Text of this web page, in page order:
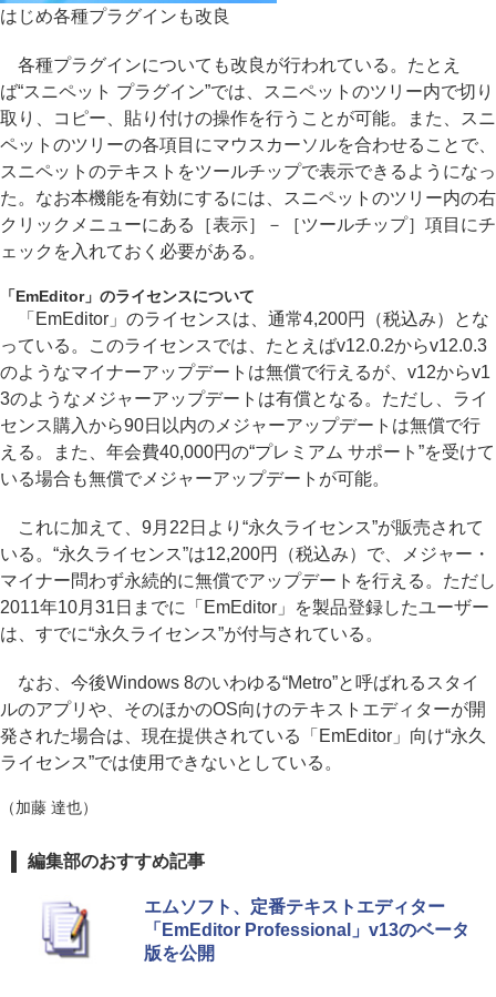
はじめ各種プラグインも改良
各種プラグインについても改良が行われている。たとえ
ば“スニペット プラグイン”では、スニペットのツリー内で切り
取り、コピー、貼り付けの操作を行うことが可能。また、スニ
ペットのツリーの各項目にマウスカーソルを合わせることで、
スニペットのテキストをツールチップで表示できるようになっ
た。なお本機能を有効にするには、スニペットのツリー内の右
クリックメニューにある［表示］－［ツールチップ］項目にチ
ェックを入れておく必要がある。
「EmEditor」のライセンスについて
「EmEditor」のライセンスは、通常4,200円（税込み）とな
っている。このライセンスでは、たとえばv12.0.2からv12.0.3
のようなマイナーアップデートは無償で行えるが、v12からv1
3のようなメジャーアップデートは有償となる。ただし、ライ
センス購入から90日以内のメジャーアップデートは無償で行
える。また、年会費40,000円の“プレミアム サポート”を受けて
いる場合も無償でメジャーアップデートが可能。
これに加えて、9月22日より“永久ライセンス”が販売されて
いる。“永久ライセンス”は12,200円（税込み）で、メジャー・
マイナー問わず永続的に無償でアップデートを行える。ただし
2011年10月31日までに「EmEditor」を製品登録したユーザー
は、すでに“永久ライセンス”が付与されている。
なお、今後Windows 8のいわゆる“Metro”と呼ばれるスタイ
ルのアプリや、そのほかのOS向けのテキストエディターが開
発された場合は、現在提供されている「EmEditor」向け“永久
ライセンス”では使用できないとしている。
（加藤 達也）
編集部のおすすめ記事
エムソフト、定番テキストエディター
「EmEditor Professional」v13のベータ
版を公開